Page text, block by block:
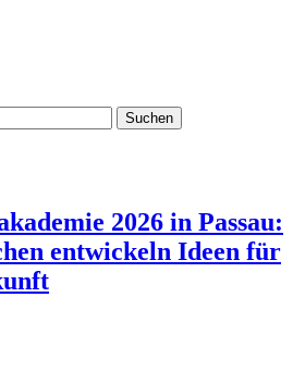
2026 in Passau:
entwickeln Ideen für